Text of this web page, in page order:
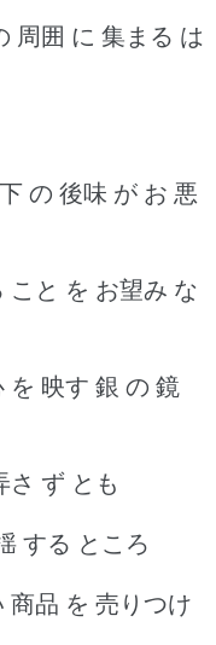
周囲 に 集まる は
の 後味 が お 悪
こと を お望み な
を 映す 銀 の 鏡
さ ず とも
する ところ
商品 を 売りつけ